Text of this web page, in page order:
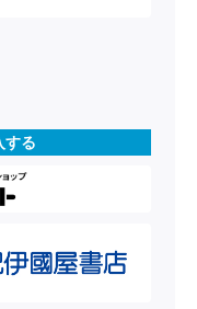
する